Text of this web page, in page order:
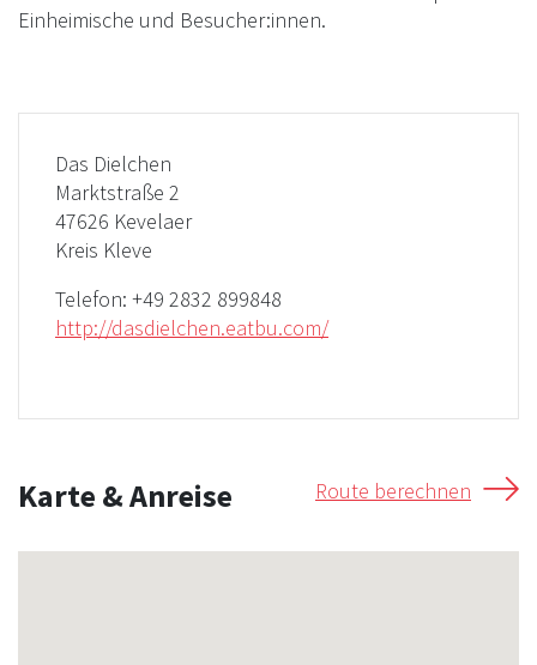
Einheimische und Besucher:innen.
Das Dielchen
Marktstraße 2
47626 Kevelaer
Kreis Kleve
Telefon: +49 2832 899848
http://dasdielchen.eatbu.com/
Karte & Anreise Route berechnen